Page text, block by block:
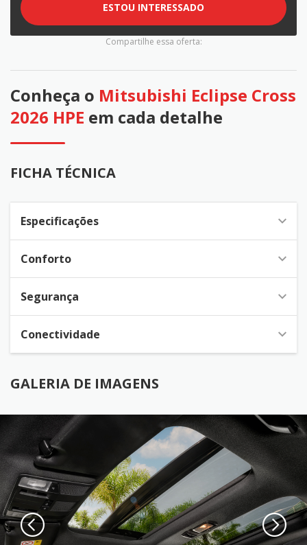
ESTOU INTERESSADO
Compartilhe essa oferta:
Conheça o Mitsubishi Eclipse Cross
2026 HPE em cada detalhe
FICHA TÉCNICA
Especificações
Conforto
Segurança
Conectividade
GALERIA DE IMAGENS